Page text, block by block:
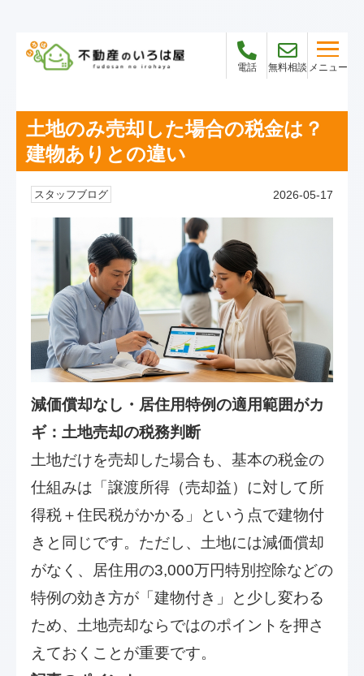
電話 無料相談 メニュー
土地のみ売却した場合の税金は？
建物ありとの違い
スタッフブログ 2026-05-17
減価償却なし・居住用特例の適用範囲がカ
ギ：土地売却の税務判断
土地だけを売却した場合も、基本の税金の
仕組みは「譲渡所得（売却益）に対して所
得税＋住民税がかかる」という点で建物付
きと同じです。ただし、土地には減価償却
がなく、居住用の3,000万円特別控除などの
特例の効き方が「建物付き」と少し変わる
ため、土地売却ならではのポイントを押さ
えておくことが重要です。